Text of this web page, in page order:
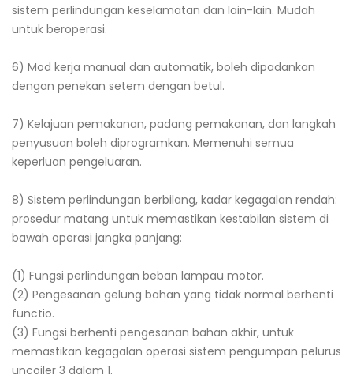
sistem perlindungan keselamatan dan lain-lain. Mudah
untuk beroperasi.
6) Mod kerja manual dan automatik, boleh dipadankan
dengan penekan setem dengan betul.
7) Kelajuan pemakanan, padang pemakanan, dan langkah
penyusuan boleh diprogramkan. Memenuhi semua
keperluan pengeluaran.
8) Sistem perlindungan berbilang, kadar kegagalan rendah:
prosedur matang untuk memastikan kestabilan sistem di
bawah operasi jangka panjang:
(1) Fungsi perlindungan beban lampau motor.
(2) Pengesanan gelung bahan yang tidak normal berhenti
functio.
(3) Fungsi berhenti pengesanan bahan akhir, untuk
memastikan kegagalan operasi sistem pengumpan pelurus
uncoiler 3 dalam 1.